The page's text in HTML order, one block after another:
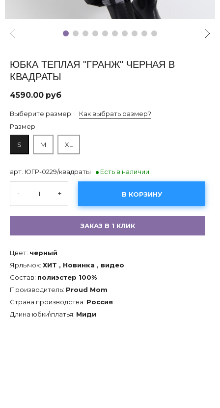
ЮБКА ТЕПЛАЯ "ГРАНЖ" ЧЕРНАЯ В
КВАДРАТЫ
4590.00 руб
Выберите размер:
Как выбрать размер?
Размер
S M XL
арт. ЮГР-0229/квадраты Есть в наличии
- + В КОРЗИНУ
ЗАКАЗ В 1 КЛИК
Цвет: черный
Ярлычок: ХИТ , Новинка , видео
Состав: полиэстер 100%
Производитель: Proud Mom
Страна производства: Россия
Длина юбки\платья: Миди